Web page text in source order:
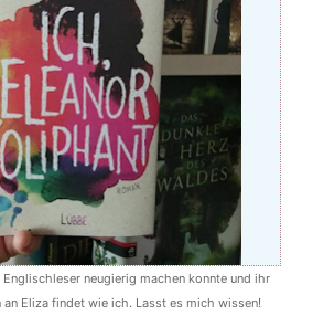
neugierig machen konnte und ihr
an Eliza findet wie ich. Lasst es mich wissen!